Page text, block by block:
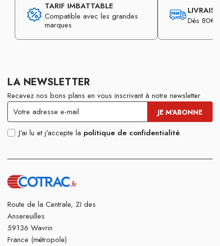
TARIF IMBATTABLE
Compatible avec les grandes
marques
Dès 80€
LA NEWSLETTER
Recevez nos bons plans en vous inscrivant à notre newsletter
J'ai lu et j'accepte la politique de confidentialité.
Route de la Centrale, ZI des
Ansereuilles
59136 Wavrin
France (métropole)